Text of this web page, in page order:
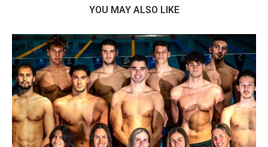
YOU MAY ALSO LIKE